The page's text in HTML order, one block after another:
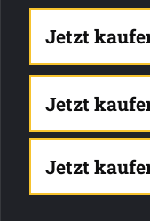
Jetzt
Jetzt
Jetzt